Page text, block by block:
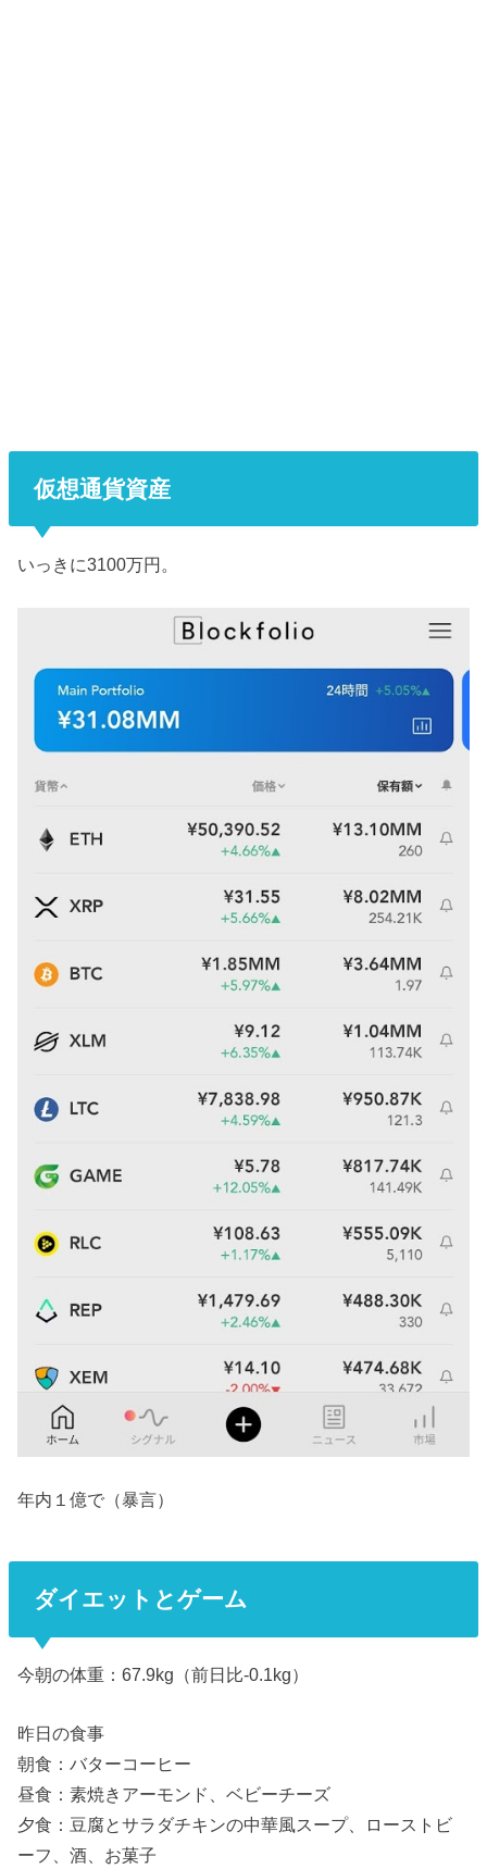
仮想通貨資産
いっきに3100万円。
年内１億で（暴言）
ダイエットとゲーム
今朝の体重：67.9kg（前日比-0.1kg）
昨日の食事
朝食：バターコーヒー
昼食：素焼きアーモンド、ベビーチーズ
夕食：豆腐とサラダチキンの中華風スープ、ローストビ
ーフ、酒、お菓子